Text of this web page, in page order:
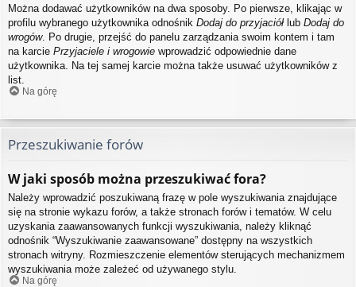
Można dodawać użytkowników na dwa sposoby. Po pierwsze, klikając w
profilu wybranego użytkownika odnośnik Dodaj do przyjaciółlub Dodaj do
wrogów. Po drugie, przejść do panelu zarządzania swoim kontem i tam
na karcie Przyjaciele i wrogowie wprowadzić odpowiednie dane
użytkownika. Na tej samej karcie można także usuwać użytkowników z
list.
Na górę
Przeszukiwanie forów
W jaki sposób można przeszukiwać fora?
Należy wprowadzić poszukiwaną frazę w pole wyszukiwania znajdujące
się na stronie wykazu forów, a także stronach forów i tematów. W celu
uzyskania zaawansowanych funkcji wyszukiwania, należy kliknąć
odnośnik “Wyszukiwanie zaawansowane” dostępny na wszystkich
stronach witryny. Rozmieszczenie elementów sterujących mechanizmem
wyszukiwania może zależeć od używanego stylu.
Na górę